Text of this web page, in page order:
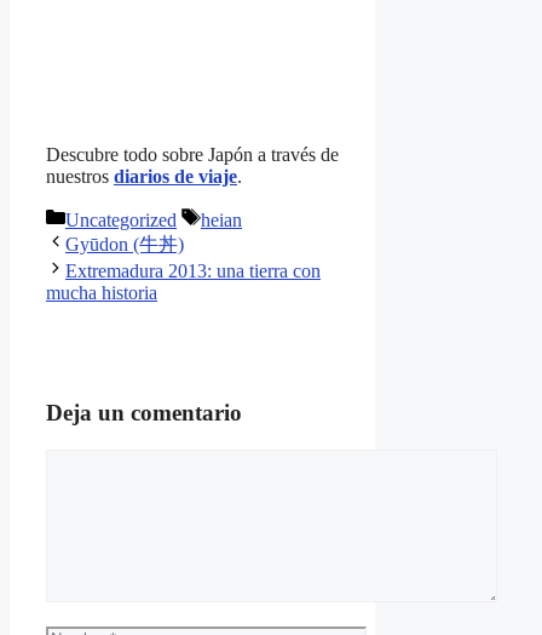
Descubre todo sobre Japón a través de
nuestros diarios de viaje.
Categorías
Uncategorized Etiquetas
heian
Gyūdon (牛丼)
Extremadura 2013: una tierra con
mucha historia
Deja un comentario